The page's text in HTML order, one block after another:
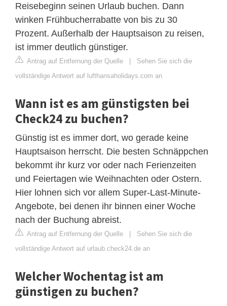
Reisebeginn seinen Urlaub buchen. Dann
winken Frühbucherrabatte von bis zu 30
Prozent. Außerhalb der Hauptsaison zu reisen,
ist immer deutlich günstiger.
Antrag auf Entfernung der Quelle | Sehen Sie sich die
vollständige Antwort auf lufthansaholidays.com an
Wann ist es am günstigsten bei
Check24 zu buchen?
Günstig ist es immer dort, wo gerade keine
Hauptsaison herrscht. Die besten Schnäppchen
bekommt ihr kurz vor oder nach Ferienzeiten
und Feiertagen wie Weihnachten oder Ostern.
Hier lohnen sich vor allem Super-Last-Minute-
Angebote, bei denen ihr binnen einer Woche
nach der Buchung abreist.
Antrag auf Entfernung der Quelle | Sehen Sie sich die
vollständige Antwort auf urlaub.check24.de an
Welcher Wochentag ist am
günstigen zu buchen?